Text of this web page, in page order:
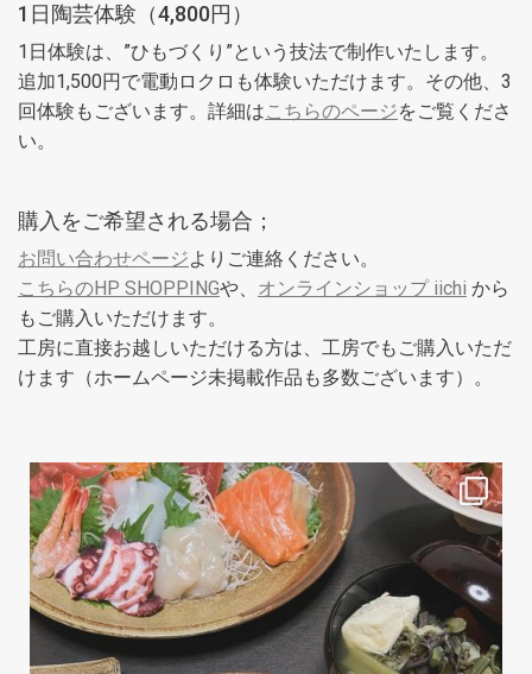
1日陶芸体験（4,800円）
1日体験は、”ひもづくり”という技法で制作いたします。
追加1,500円で電動ロクロも体験いただけます。その他、3
回体験もございます。詳細はこちらのページをご覧くださ
い。
購入をご希望される場合；
お問い合わせページよりご連絡ください。
こちらのHP SHOPPINGや、 オンラインショップ iichi から
もご購入いただけます。
工房に直接お越しいただける方は、工房でもご購入いただ
けます（ホームページ未掲載作品も多数ございます）。